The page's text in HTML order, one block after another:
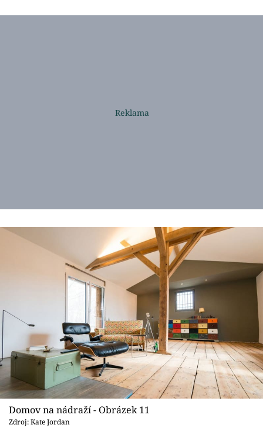
Domov na nádraží - Obrázek 11
Zdroj: Kate Jordan